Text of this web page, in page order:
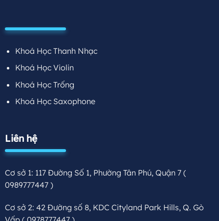
Khoá Học Thanh Nhạc
Khoá Học Violin
Khoá Học Trống
Khoá Học Saxophone
Liên hệ
Cơ sở 1: 117 Đường Số 1, Phường Tân Phú, Quận 7 (
0989777447 )
Cơ sở 2: 42 Đường số 8, KDC Cityland Park Hills, Q. Gò